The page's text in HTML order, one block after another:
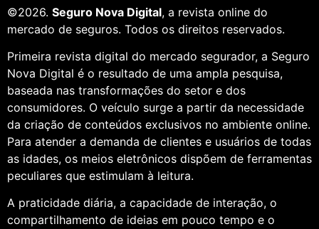
©2026. Seguro Nova Digital, a revista online do
mercado de seguros. Todos os direitos reservados.
Primeira revista digital do mercado segurador, a Seguro
Nova Digital é o resultado de uma ampla pesquisa,
baseada nas transformações do setor e dos
consumidores. O veículo surge a partir da necessidade
da criação de conteúdos exclusivos no ambiente online.
Para atender a demanda de clientes e usuários de todas
as idades, os meios eletrônicos dispõem de ferramentas
peculiares que estimulam à leitura.
A praticidade diária, a capacidade de interação, o
compartilhamento de ideias em pouco tempo e o